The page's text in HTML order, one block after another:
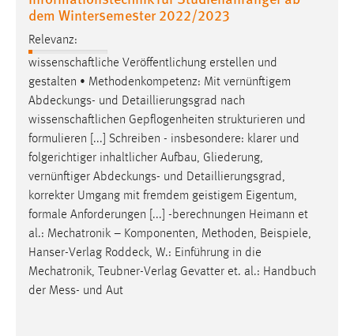
dem Wintersemester 2022/2023
Relevanz:
wissenschaftliche Veröffentlichung erstellen und
gestalten • Methodenkompetenz: Mit vernünftigem
Abdeckungs- und Detaillierungsgrad nach
wissenschaftlichen Gepflogenheiten strukturieren und
formulieren [...] Schreiben - insbesondere: klarer und
folgerichtiger inhaltlicher Aufbau, Gliederung,
vernünftiger Abdeckungs- und Detaillierungsgrad,
korrekter Umgang mit fremdem geistigem Eigentum,
formale Anforderungen [...] -berechnungen Heimann et
al.: Mechatronik – Komponenten, Methoden, Beispiele,
Hanser-Verlag Roddeck, W.: Einführung in die
Mechatronik, Teubner-Verlag Gevatter et. al.: Handbuch
der Mess- und Aut